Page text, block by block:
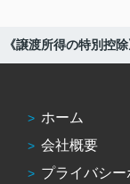
《譲渡所得の特別控
ホーム
会社概要
プライバシー